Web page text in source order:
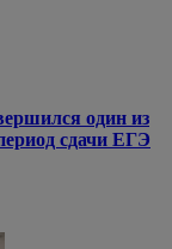
один из
сдачи ЕГЭ